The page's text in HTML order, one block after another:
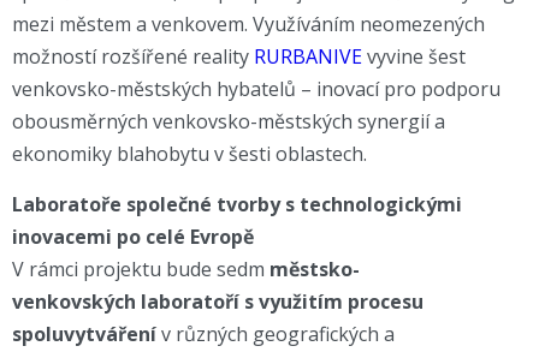
mezi městem a venkovem. Využíváním neomezených
možností rozšířené reality RURBANIVEvyvine šest
venkovsko-městských hybatelů – inovací pro podporu
obousměrných venkovsko-městských synergií a
ekonomiky blahobytu v šesti oblastech.
Laboratoře společné tvorby s technologickými
inovacemi po celé Evropě
V rámci projektu bude sedm městsko-
venkovských laboratoří s využitím procesu
spoluvytvářenív různých geografických a